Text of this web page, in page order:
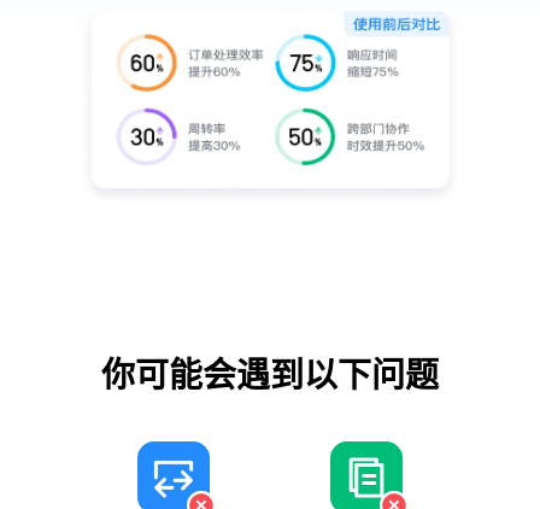
你可能会遇到以下问题